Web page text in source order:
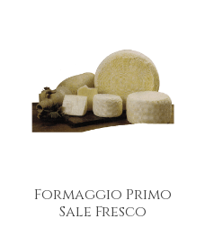
Formaggio Primo
Sale Fresco